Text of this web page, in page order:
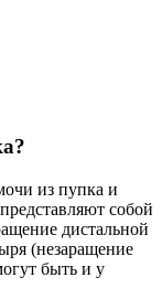
из пупка и
собой
дистальной
(незаращение
быть и у